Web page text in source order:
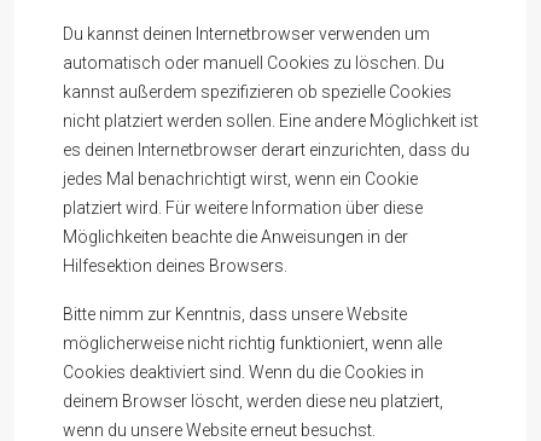
Du kannst deinen Internetbrowser verwenden um
automatisch oder manuell Cookies zu löschen. Du
kannst außerdem spezifizieren ob spezielle Cookies
nicht platziert werden sollen. Eine andere Möglichkeit ist
es deinen Internetbrowser derart einzurichten, dass du
jedes Mal benachrichtigt wirst, wenn ein Cookie
platziert wird. Für weitere Information über diese
Möglichkeiten beachte die Anweisungen in der
Hilfesektion deines Browsers.
Bitte nimm zur Kenntnis, dass unsere Website
möglicherweise nicht richtig funktioniert, wenn alle
Cookies deaktiviert sind. Wenn du die Cookies in
deinem Browser löscht, werden diese neu platziert,
wenn du unsere Website erneut besuchst.